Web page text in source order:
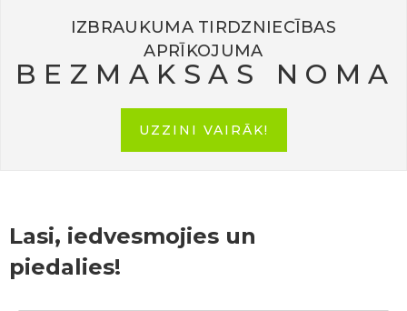
IZBRAUKUMA TIRDZNIECĪBAS
APRĪKOJUMA
BEZMAKSAS NOMA
UZZINI VAIRĀK!
Lasi, iedvesmojies un
piedalies!